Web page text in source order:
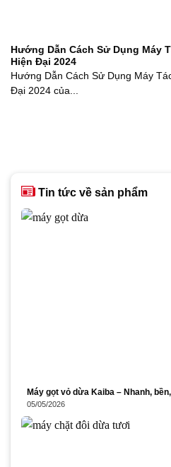
Hướng Dẫn Cách Sử Dụng Máy
Hiện Đại 2024
Hướng Dẫn Cách Sử Dụng Máy
Đại 2024 của...
Tin tức về sản phẩm
Máy gọt vỏ dừa Kaiba – Nhanh,
05/05/2026